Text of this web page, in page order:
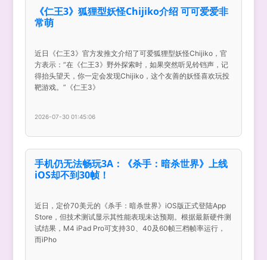
《仁王3》狐狸型妖怪Chijiko介绍 可可爱爱非
常萌
近日《仁王3》官方发推文介绍了可爱狐狸型妖怪Chijiko，官
方表示：“在《仁王3》野外探索时，如果突然听见铃铛声，记
得抬头望天，你一定会发现Chijiko，这个友善的妖怪喜欢玩投
靶游戏。”《仁王3》
2026-07-30 01:45:06
手机仍无法畅玩3A：《杀手：暗杀世界》上线
iOS却不到30帧！
近日，定价70美元的《杀手：暗杀世界》iOS版正式登陆App
Store，但技术测试显示其性能表现未达预期。根据最新硬件测
试结果，M4 iPad Pro可支持30、40及60帧三档帧率运行，
而iPho